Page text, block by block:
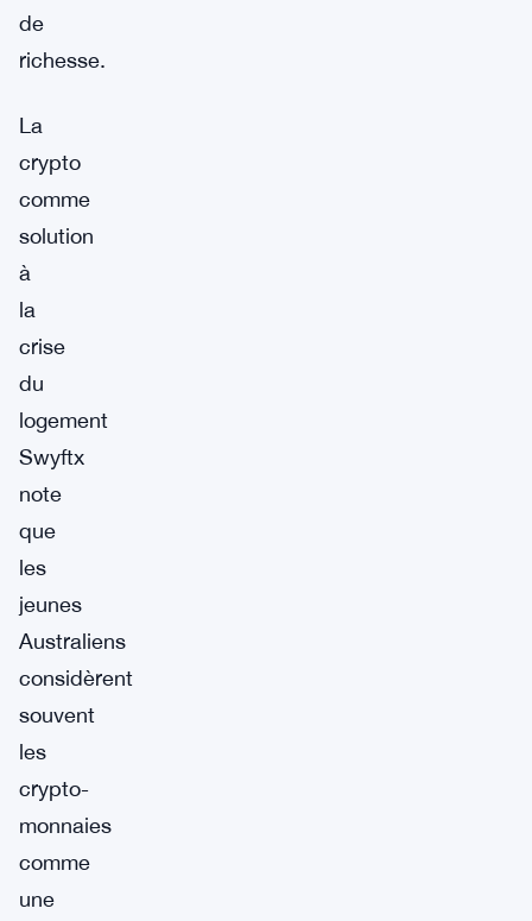
de
richesse.
La
crypto
comme
solution
à
la
crise
du
logement
Swyftx
note
que
les
jeunes
Australiens
considèrent
souvent
les
crypto-
monnaies
comme
une